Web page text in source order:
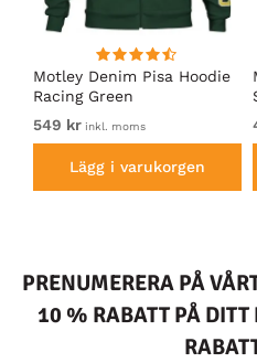
Motley Denim Pisa Hoodie
Racing Green
549 kr inkl. moms
Lägg i varukorgen
PRENUMERERA PÅ
10 % RABATT PÅ DITT